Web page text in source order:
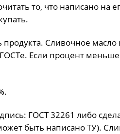
то, что написано на
Сливочное масло
Если процент
ГОСТ 32261 либо
быть написано ТУ).